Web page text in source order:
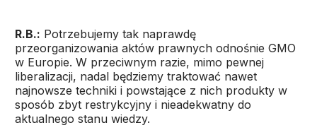
R.B.: Potrzebujemy tak naprawdę
przeorganizowania aktów prawnych odnośnie GMO
w Europie. W przeciwnym razie, mimo pewnej
liberalizacji, nadal będziemy traktować nawet
najnowsze techniki i powstające z nich produkty w
sposób zbyt restrykcyjny i nieadekwatny do
aktualnego stanu wiedzy.